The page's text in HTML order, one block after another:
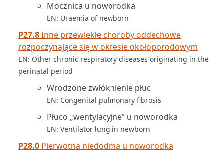
Mocznica u noworodka
EN: Uraemia of newborn
P27.8Inne przewlekłe choroby oddechowe
rozpoczynające się w okresie okołoporodowym
EN: Other chronic respiratory diseases originating in the
perinatal period
Wrodzone zwłóknienie płuc
EN: Congenital pulmonary fibrosis
Płuco „wentylacyjne” u noworodka
EN: Ventilator lung in newborn
P28.0 Pierwotna niedodma u noworodka